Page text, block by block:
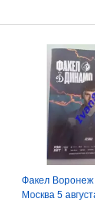
Факел
Москва 5